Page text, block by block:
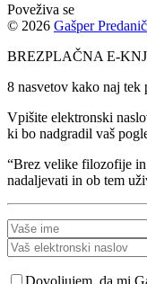
Poveživa se
© 2026 Gašper Predanič
BREZPLAČNA E-
8 nasvetov kako naj tek
Vpišite elektronski
ki bo nadgradil vaš
“Brez velike filozofije in
nadaljevati in ob tem
Dovoljujem, da mi